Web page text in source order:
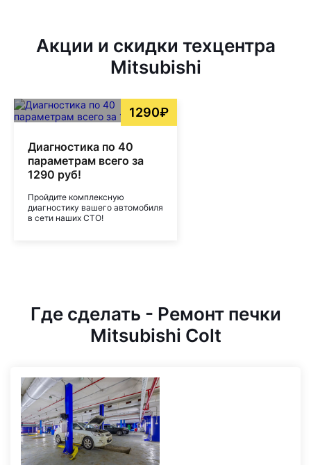
Акции и скидки техцентра
Mitsubishi
1290₽
Диагностика по 40
параметрам всего за
1290 руб!
Пройдите комплексную
диагностику вашего автомобиля
в сети наших СТО!
Где сделать - Ремонт печки
Mitsubishi Colt